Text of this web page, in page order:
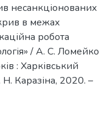
несанкціонованих
в межах
робота
/ А. С. Ломейко
: Харківський
Н. Каразіна, 2020. –